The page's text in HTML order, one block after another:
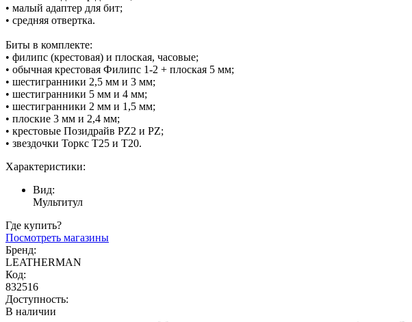
• малый адаптер для бит;
• средняя отвертка.
Биты в комплекте:
• филипс (крестовая) и плоская, часовые;
• обычная крестовая Филипс 1-2 + плоская 5 мм;
• шестигранники 2,5 мм и 3 мм;
• шестигранники 5 мм и 4 мм;
• шестигранники 2 мм и 1,5 мм;
• плоские 3 мм и 2,4 мм;
• крестовые Позидрайв PZ2 и PZ;
• звездочки Торкс Т25 и Т20.
Характеристики:
Вид:
Мультитул
Где купить?
Посмотреть магазины
Бренд:
LEATHERMAN
Код:
832516
Доступность:
В наличии